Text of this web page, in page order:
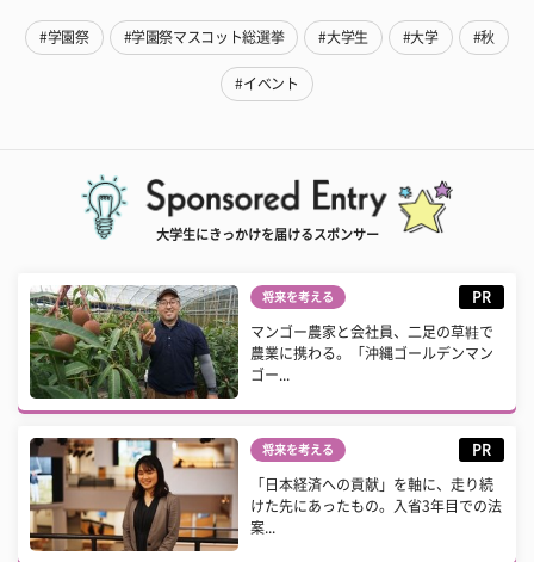
#学園祭 #学園祭マスコット総選挙 #大学生 #大学 #秋
#イベント
大学生にきっかけを届けるスポンサー
将来を考える PR
マンゴー農家と会社員、二足の草鞋で
農業に携わる。「沖縄ゴールデンマン
ゴー...
将来を考える PR
「日本経済への貢献」を軸に、走り続
けた先にあったもの。入省3年目での法
案...